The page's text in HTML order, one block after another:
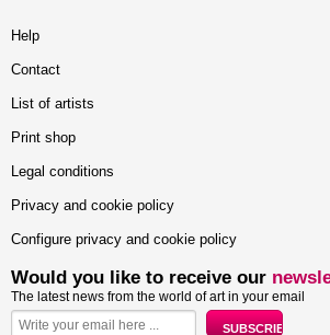
Help
Contact
List of artists
Print shop
Legal conditions
Privacy and cookie policy
Configure privacy and cookie policy
Would you like to receive our
The latest news from the world of art in your email